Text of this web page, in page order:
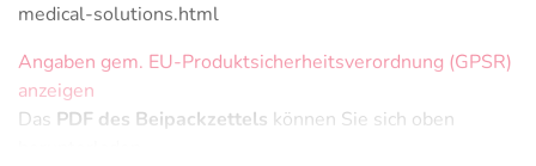
medical-solutions.html
Angaben gem. EU-Produktsicherheitsverordnung (GPSR)
anzeigen
Das PDF des Beipackzettels können Sie sich oben